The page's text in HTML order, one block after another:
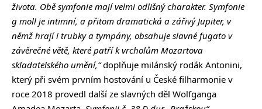
života. Obě symfonie mají velmi odlišný charakter. Symfonie
g moll je intimní, a přitom dramatická a zářivý Jupiter, v
němž hrají i trubky a tympány, obsahuje slavné fugato v
závěrečné větě, které patří k vrcholům Mozartova
skladatelského umění,“doplňuje milánský rodák Antonini,
který při svém prvním hostování u České filharmonie v
roce 2018 provedl další ze slavných děl Wolfganga